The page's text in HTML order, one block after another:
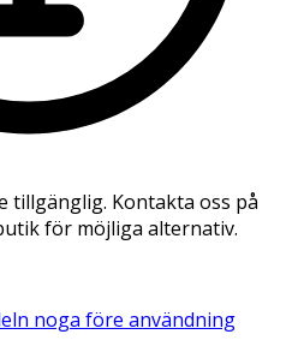
tillgänglig. Kontakta oss på
för möjliga alternativ.
noga före användning